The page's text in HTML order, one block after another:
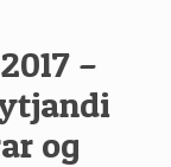
–
og